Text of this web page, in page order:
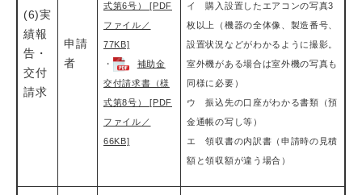
(6)実
績報
告・
交付
請求
申請
者
式第6号） [PDF
ファイル／
77KB]
・
補助金
交付請求書（様
式第8号） [PDF
ファイル／
66KB]
イ 購入設置したエアコンの写真3
枚以上（機器の全体像、製造番号、
設置状況などがわかるように撮影。
室外機がある場合は室外機の写真も
同様に必要）
ウ 振込先の口座がわかる書類（預
金通帳の写し等）
エ 領収書の内訳書（申請時の見積
額と領収額が違う場合）